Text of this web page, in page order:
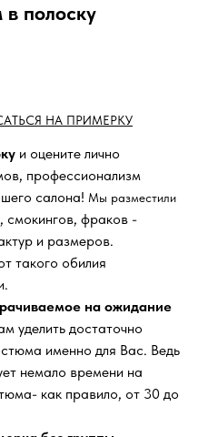
полоску
НА ПРИМЕРКУ
и оцените лично
профессионализм
салона! Мы разместили
смокингов, фраков -
и размеров.
такого обилия
на ожидание
уделить достаточно
именно для Вас. Ведь
немало времени на
как правило, от 30 до